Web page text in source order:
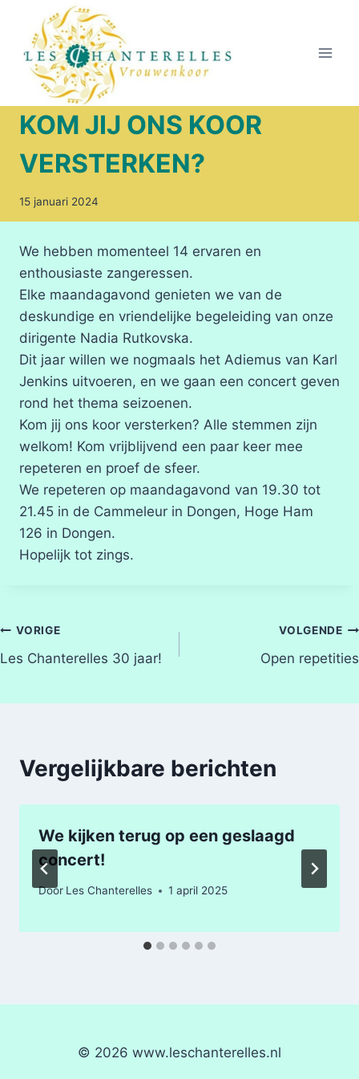
Doorgaan
inhoud
KOM JIJ ONS KOOR
VERSTERKEN?
15 januari 2024
We hebben momenteel 14 ervaren en
enthousiaste zangeressen.
Elke maandagavond genieten we van de
deskundige en vriendelijke begeleiding van onze
dirigente Nadia Rutkovska.
Dit jaar willen we nogmaals het Adiemus van Karl
Jenkins uitvoeren, en we gaan een concert geven
rond het thema seizoenen.
Kom jij ons koor versterken? Alle stemmen zijn
welkom! Kom vrijblijvend een paar keer mee
repeteren en proef de sfeer.
We repeteren op maandagavond van 19.30 tot
21.45 in de Cammeleur in Dongen, Hoge Ham
126 in Dongen.
Hopelijk tot zings.
Bericht
navigatie
VORIGE
Les Chanterelles 30 jaar!
VOLGENDE
Open repetities
Vergelijkbare berichten
We kijken terug op een geslaagd
concert!
Door Les Chanterelles 1 april 2025
© 2026 www.leschanterelles.nl